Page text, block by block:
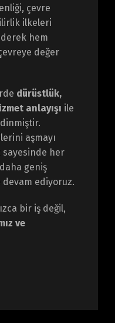
çevre
ilkeleri
hem
değer
dürüstlük,
anlayışı ile
aşmayı
sayesinde her
geniş
ediyoruz.
bir iş değil,
ve